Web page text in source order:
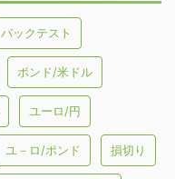
バックテスト
ポンド/米ドル
ユーロ/円
ユ－ロ/ポンド 損切り